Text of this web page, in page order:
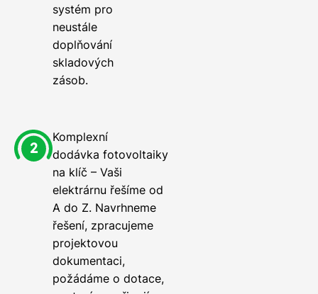
systém pro
neustále
doplňování
skladových
zásob.
Komplexní
dodávka fotovoltaiky
na klíč – Vaši
elektrárnu řešíme od
A do Z. Navrhneme
řešení, zpracujeme
projektovou
dokumentaci,
požádáme o dotace,